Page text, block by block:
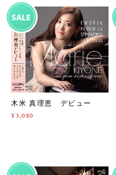
木米 真理恵 デビュー
¥3,080